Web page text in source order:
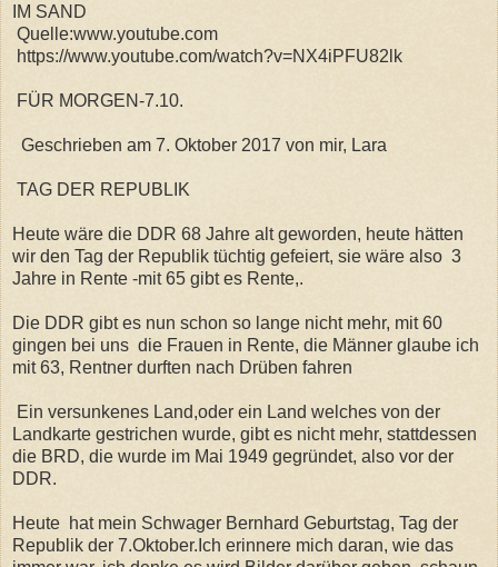
IM SAND
Quelle:www.youtube.com
https://www.youtube.com/watch?v=NX4iPFU82lk
FÜR MORGEN-7.10.
Geschrieben am 7. Oktober 2017 von mir, Lara
TAG DER REPUBLIK
Heute wäre die DDR 68 Jahre alt geworden, heute hätten
wir den Tag der Republik tüchtig gefeiert, sie wäre also 3
Jahre in Rente -mit 65 gibt es Rente,.
Die DDR gibt es nun schon so lange nicht mehr, mit 60
gingen bei uns die Frauen in Rente, die Männer glaube ich
mit 63, Rentner durften nach Drüben fahren
Ein versunkenes Land,oder ein Land welches von der
Landkarte gestrichen wurde, gibt es nicht mehr, stattdessen
die BRD, die wurde im Mai 1949 gegründet, also vor der
DDR.
Heute hat mein Schwager Bernhard Geburtstag, Tag der
Republik der 7.Oktober.Ich erinnere mich daran, wie das